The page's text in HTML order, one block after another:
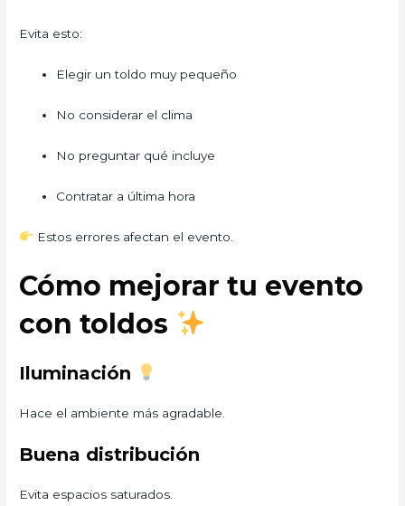
Evita esto:
Elegir un toldo muy pequeño
No considerar el clima
No preguntar qué incluye
Contratar a última hora
Estos errores afectan el evento.
Cómo mejorar tu evento
con toldos
Iluminación
Hace el ambiente más agradable.
Buena distribución
Evita espacios saturados.